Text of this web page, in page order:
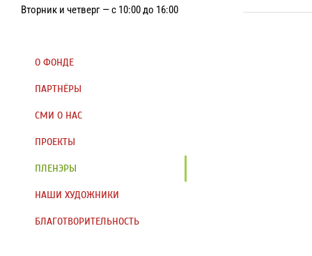
Вторник и четверг — с 10:00 до 16:00
О ФОНДЕ
ПАРТНЁРЫ
СМИ О НАС
ПРОЕКТЫ
ПЛЕНЭРЫ
НАШИ ХУДОЖНИКИ
БЛАГОТВОРИТЕЛЬНОСТЬ